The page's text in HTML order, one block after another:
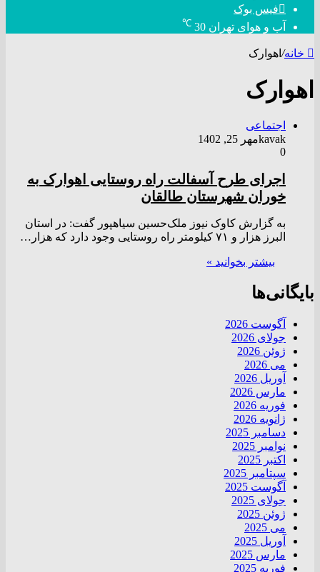
فیس بوک
آب و هوای تهران 30
℃
خانه/ اهوارک
اهوارک
اجتماعی
kavakمهر 25, 1402
0
اجرای طرح آسفالت راه روستایی اهوارک به
خوران شهرستان طالقان
به گزارش کاوک نیوز ملک‌حسین سیاهپور گفت: در استان
البرز هزار و ۷۱ کیلومتر راه روستایی وجود دارد که هزار…
بیشتر بخوانید »
بایگانی‌ها
آگوست 2026
جولای 2026
ژوئن 2026
می 2026
آوریل 2026
مارس 2026
فوریه 2026
ژانویه 2026
دسامبر 2025
نوامبر 2025
اکتبر 2025
سپتامبر 2025
آگوست 2025
جولای 2025
ژوئن 2025
می 2025
آوریل 2025
مارس 2025
فوریه 2025